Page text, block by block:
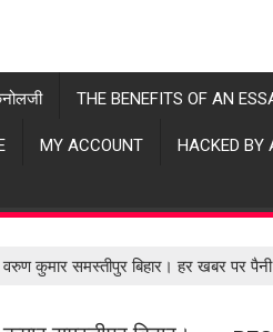
THE BENEFITS OF AN
MY ACCOUNT HACKED BY
वरुण कुमार समस्तीपुर बिहार। हर खबर पर